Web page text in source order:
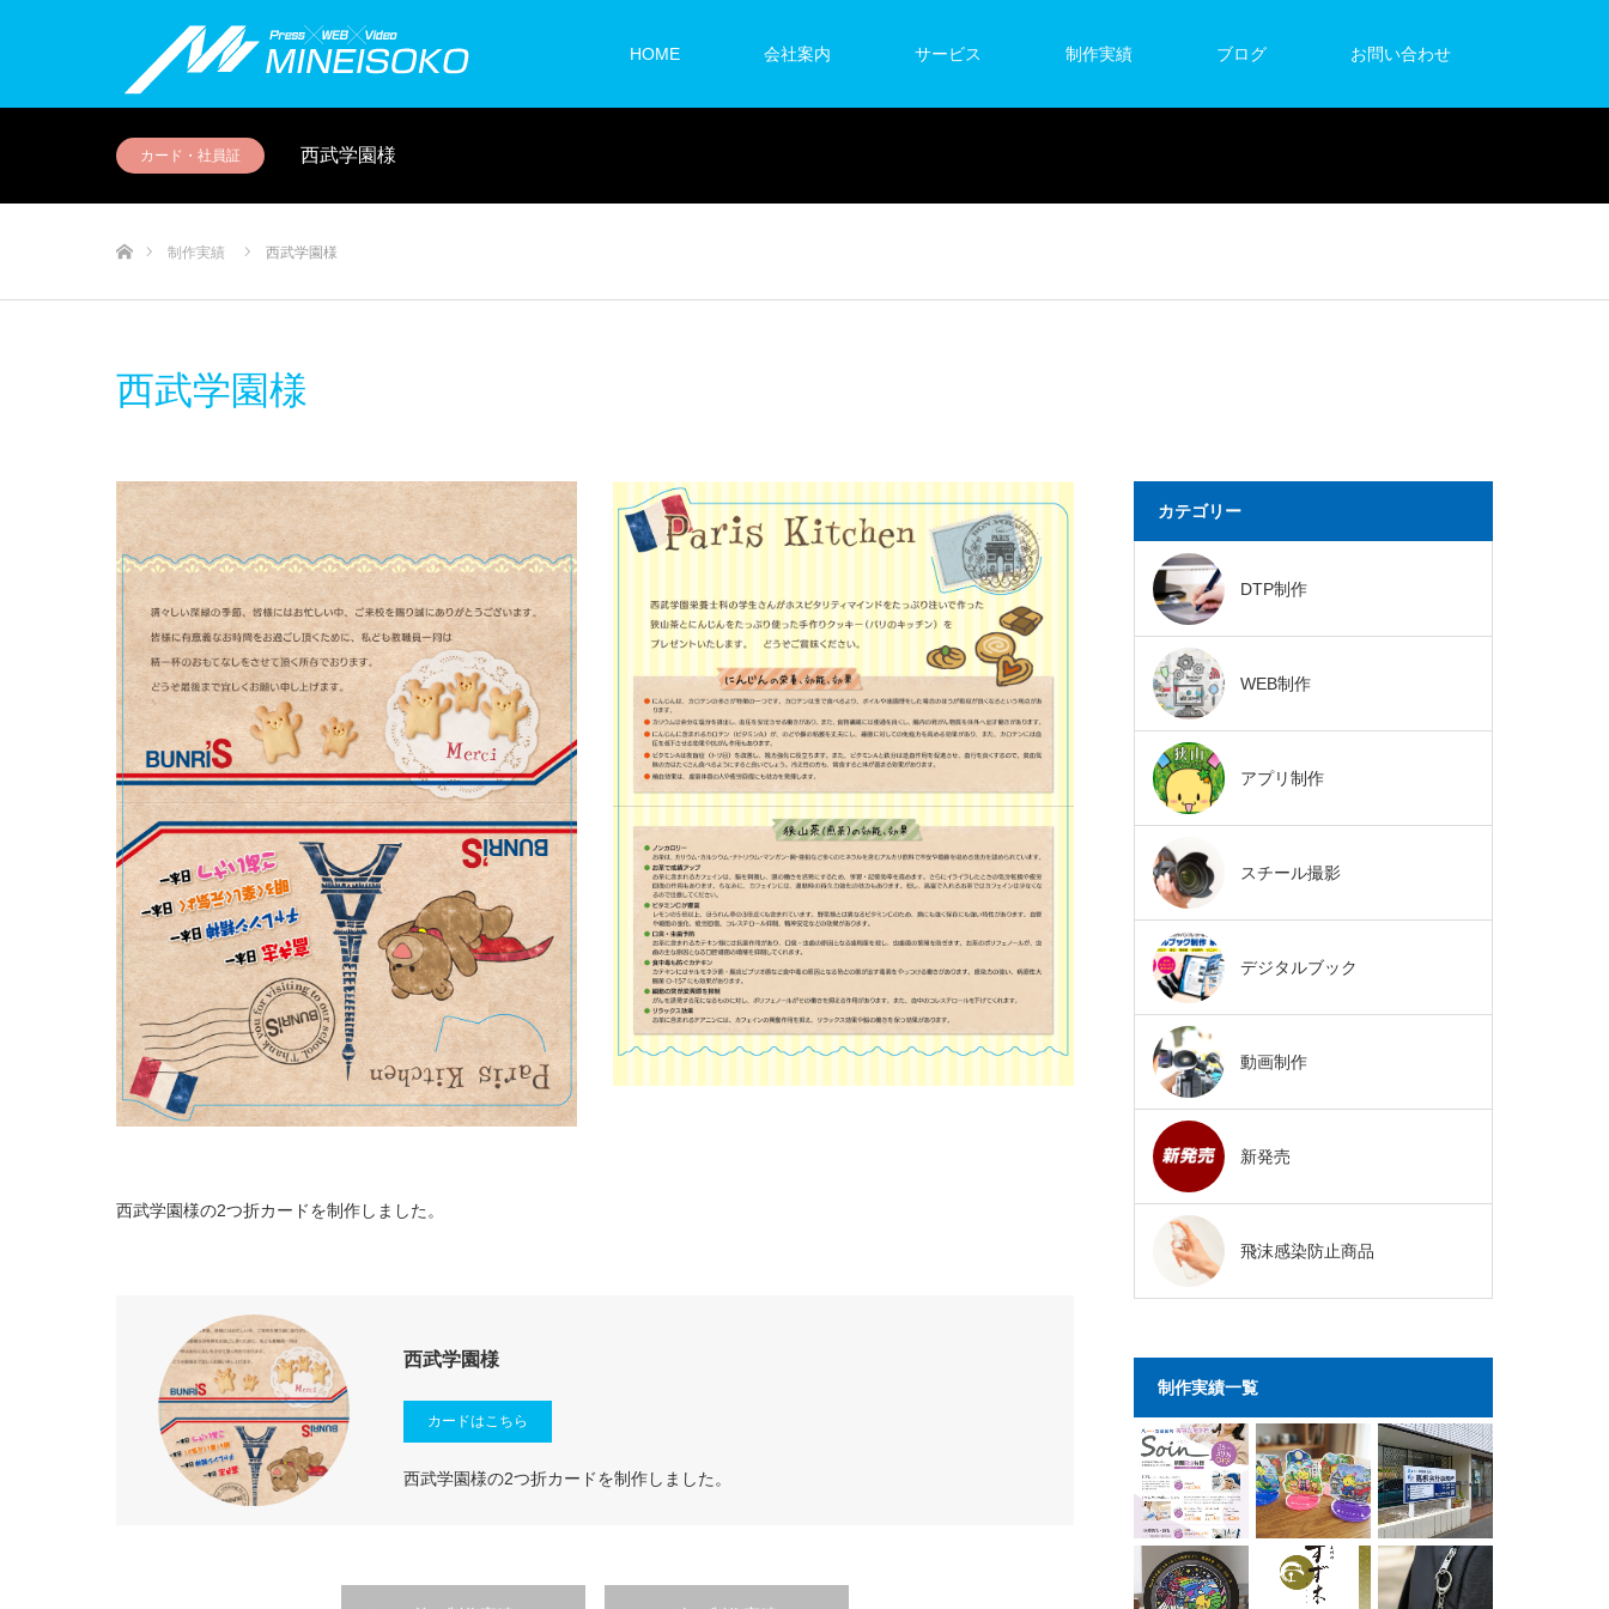
HOME 会社案内 サービス 制作実績 ブログ お問い合わせ
カード・社員証 西武学園様
制作実績 西武学園様
西武学園様
西武学園様の2つ折カードを制作しました。
西武学園様
カードはこちら
西武学園様の2つ折カードを制作しました。
カテゴリー
DTP制作
WEB制作
アプリ制作
スチール撮影
デジタルブック
動画制作
新発売
飛沫感染防止商品
制作実績一覧